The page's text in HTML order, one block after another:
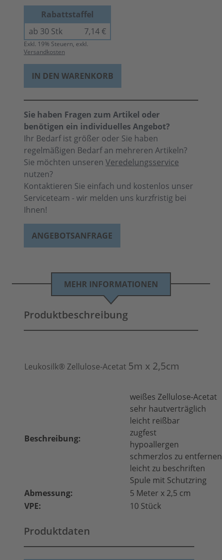
Rabattstaffel
ab 30 Stk
7,14 €
Exkl. 19% Steuern, exkl.
Versandkosten
IN DEN WARENKORB
Sie haben Fragen zum Artikel oder
benötigen ein individuelles Angebot?
Ihr Bedarf ist größer oder Sie haben
regelmäßigen Bedarf an mehreren Artikeln?
Sie möchten unseren Veredelungsservice
nutzen?
Kontaktieren Sie einfach und kostenlos unser
Serviceteam - wir melden uns kurzfristig bei
Ihnen!
ANGEBOTSANFRAGE
MEHR INFORMATIONEN
Produktbeschreibung
Leukosilk® Zellulose-Acetat 5m x 2,5cm
Beschreibung:
weißes Zellulose-Acetat
sehr hautverträglich
leicht reißbar
zugfest
hypoallergen
schmerzlos zu entfernen
leicht zu beschriften
Spule mit Schutzring
Abmessung:
5 Meter x 2,5 cm
VPE:
10 Stück
Produktdaten